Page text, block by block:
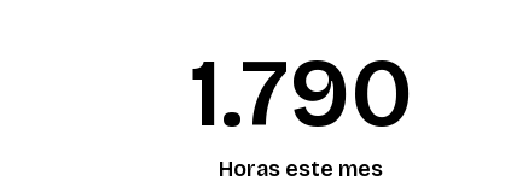
1.792
Horas este mes